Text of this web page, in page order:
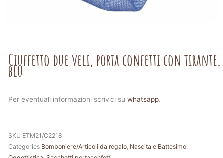
Ciuffetto due veli, porta confetti con tirante,
blu
Per eventuali informazioni scrivici su whatsapp.
SKU ETM21/C2218
Categories Bomboniere/Articoli da regalo Nascita e Battesimo